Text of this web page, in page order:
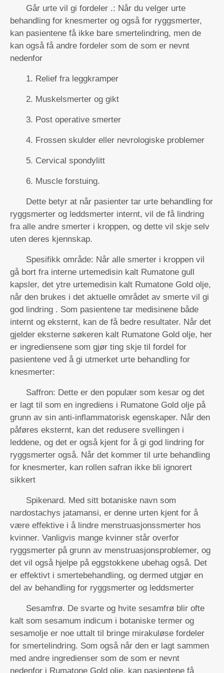
Går urte vil gi fordeler .: Når du velger urte
behandling for knesmerter og også for ryggsmerter,
kan pasientene få ikke bare smertelindring, men de
kan også få andre fordeler som de som er nevnt
nedenfor
1. Relief fra leggkramper
2. Muskelsmerter og gikt
3. Post operative smerter
4. Frossen skulder eller nevrologiske problemer
5. Cervical spondylitt
6. Muscle forstuing.
Dette betyr at når pasienter tar urte behandling for
ryggsmerter og leddsmerter internt, vil de få lindring
fra alle andre smerter i kroppen, og dette vil skje selv
uten deres kjennskap.
Spesifikk område: Når alle smerter i kroppen vil
gå bort fra interne urtemedisin kalt Rumatone gull
kapsler, det ytre urtemedisin kalt Rumatone Gold olje,
når den brukes i det aktuelle området av smerte vil gi
god lindring . Som pasientene tar medisinene både
internt og eksternt, kan de få bedre resultater. Når det
gjelder eksterne søkeren kalt Rumatone Gold olje, her
er ingrediensene som gjør ting skje til fordel for
pasientene ved å gi utmerket urte behandling for
knesmerter:
Saffron: Dette er den populær som kesar og det
er lagt til som en ingrediens i Rumatone Gold olje på
grunn av sin anti-inflammatorisk egenskaper. Når den
påføres eksternt, kan det redusere svellingen i
leddene, og det er også kjent for å gi god lindring for
ryggsmerter også. Når det kommer til urte behandling
for knesmerter, kan rollen safran ikke bli ignorert
sikkert
Spikenard. Med sitt botaniske navn som
nardostachys jatamansi, er denne urten kjent for å
være effektive i å lindre menstruasjonssmerter hos
kvinner. Vanligvis mange kvinner står overfor
ryggsmerter på grunn av menstruasjonsproblemer, og
det vil også hjelpe på eggstokkene ubehag også. Det
er effektivt i smertebehandling, og dermed utgjør en
del av behandling for ryggsmerter og leddsmerter
Sesamfrø. De svarte og hvite sesamfrø blir ofte
kalt som sesamum indicum i botaniske termer og
sesamolje er noe uttalt til bringe mirakuløse fordeler
for smertelindring. Som også når den er lagt sammen
med andre ingredienser som de som er nevnt
nedenfor i Rumatone Gold olje, kan pasientene få